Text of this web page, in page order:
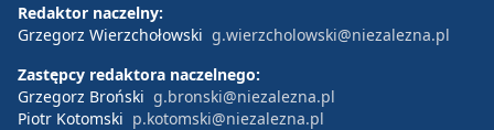
Redaktor naczelny:
Grzegorz Wierzchołowski g.wierzcholowski@niezalezna.pl
Zastępcy redaktora naczelnego:
Grzegorz Broński g.bronski@niezalezna.pl
Piotr Kotomski p.kotomski@niezalezna.pl